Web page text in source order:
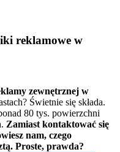
reklamowe w
zewnętrznej w
Świetnie się składa.
80 tys. powierzchni
Zamiast kontaktować się
nam, czego
Proste, prawda?